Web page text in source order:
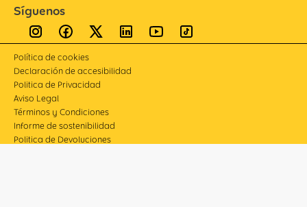
Síguenos
Política de cookies
Declaración de accesibilidad
Politica de Privacidad
Aviso Legal
Términos y Condiciones
Informe de sostenibilidad
Politica de Devoluciones